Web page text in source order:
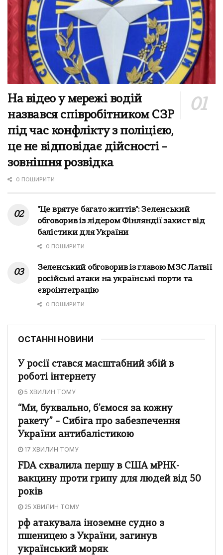
На відео у мережі водій
назвався співробітником СЗР
під час конфлікту з поліцією,
це не відповідає дійсності –
зовнішня розвідка
0 ПОШИРИТИ
"Це врятує багато життів": Зеленський
обговорив із лідером Фінляндії захист від
балістики для України
0 ПОШИРИТИ
Зеленський обговорив із главою МЗС Латвії
російські атаки на українські порти та
євроінтеграцію
0 ПОШИРИТИ
ОСТАННІ НОВИНИ
У росії стався масштабний збій в
роботі інтернету
5 ХВИЛИН ТОМУ
“Ми, буквально, б’ємося за кожну
ракету” – Сибіга про забезпечення
України антибалістикою
17 ХВИЛИН ТОМУ
FDA схвалила першу в США мРНК-
вакцину проти грипу для людей від 50
років
25 ХВИЛИН ТОМУ
рф атакувала іноземне судно з
пшеницею з України, загинув
український моряк